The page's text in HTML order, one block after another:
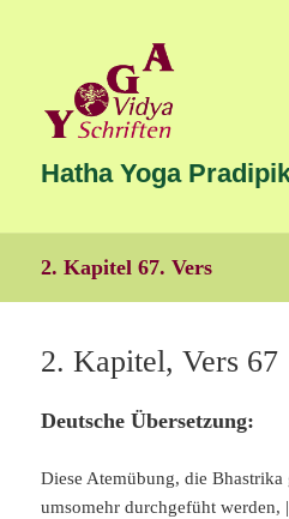
Hatha Yoga
2. Kapitel 67. Vers
2. Kapitel, Vers 67
Deutsche Übersetzung:
Diese Atemübung, die
umsomehr durchgefüht werden,